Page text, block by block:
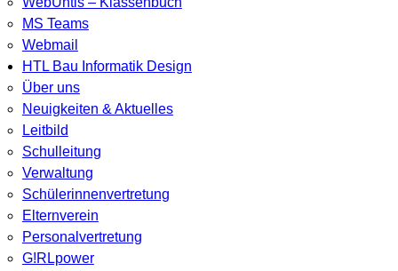
MS Teams
Webmail
HTL Bau Informatik Design
Über uns
Neuigkeiten & Aktuelles
Leitbild
Schulleitung
Verwaltung
Schülerinnenvertretung
Elternverein
Personalvertretung
G!RLpower